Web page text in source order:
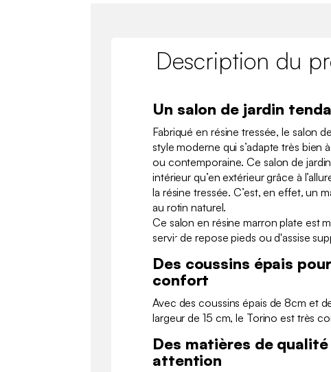
Description du
Un salon de jardin
Fabriqué en résine tressée, le salon
style moderne qui s’adapte très bien
ou contemporaine. Ce salon de jardin
intérieur qu’en extérieur grâce à
la résine tressée. C’est, en effet, un
au rotin naturel.
Ce salon en résine marron plate est
servir de repose pieds ou d'assise
Des coussins épais
confort
Avec des coussins épais de 8cm et
largeur de 15 cm, le Torino est très
Des matières de
attention